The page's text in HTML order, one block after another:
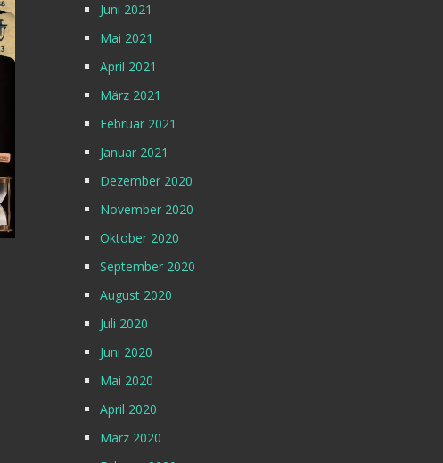
Juni 2021
Mai 2021
April 2021
März 2021
Februar 2021
Januar 2021
Dezember 2020
November 2020
Oktober 2020
September 2020
August 2020
Juli 2020
Juni 2020
Mai 2020
April 2020
März 2020